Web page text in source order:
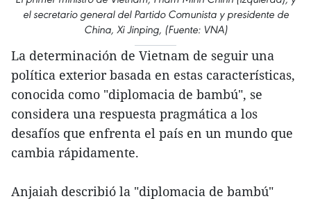
el secretario general del Partido Comunista y presidente de
China, Xi Jinping, (Fuente: VNA)
La determinación de Vietnam de seguir una
política exterior basada en estas características,
conocida como "diplomacia de bambú", se
considera una respuesta pragmática a los
desafíos que enfrenta el país en un mundo que
cambia rápidamente.
Anjaiah describió la "diplomacia de bambú"